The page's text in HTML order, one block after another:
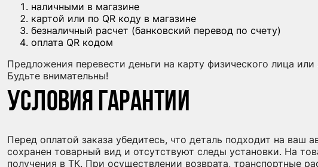
наличными в магазине
картой или по QR коду в магазине
безналичный расчет (банковский перевод по счету)
оплата QR кодом
Предложения перевести деньги на карту физического лица
Будьте внимательны!
Условия гарантии
Перед оплатой заказа убедитесь, что деталь подходит на ваш
сохранен товарный вид и отсутствуют следы установки. На
получения в ТК. При осуществлении возврата, транспортные